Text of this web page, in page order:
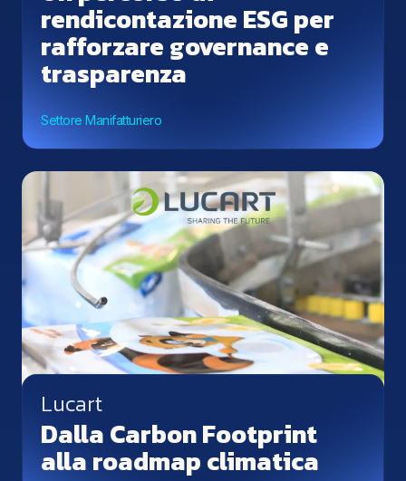
rendicontazione ESG per
rafforzare governance e
trasparenza
Settore Manifatturiero
Lucart
Dalla Carbon Footprint
alla roadmap climatica